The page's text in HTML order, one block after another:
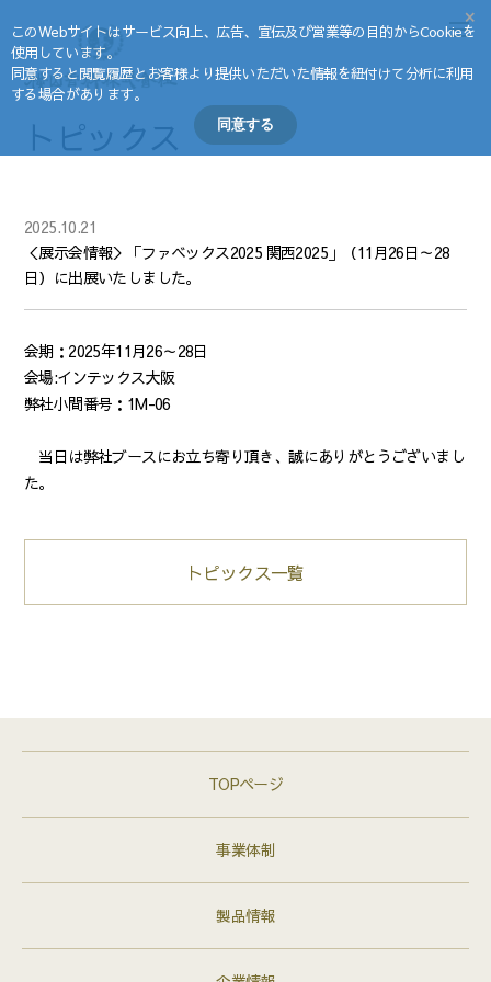
トピックス
2025.10.21
＜展示会情報＞「ファベックス2025 関西2025」（11月26日～28
日）に出展いたしました。
会期：2025年11月26～28日
会場:インテックス大阪
弊社小間番号：1M-06
当日は弊社ブースにお立ち寄り頂き、誠にありがとうございまし
た。
トピックス一覧
TOPページ
事業体制
製品情報
このWebサイトはサービス向上、広告、宣伝及び営業等の目的からCookieを
使用しています。
同意すると閲覧履歴とお客様より提供いただいた情報を紐付けて分析に利用
する場合があります。
同意する
×